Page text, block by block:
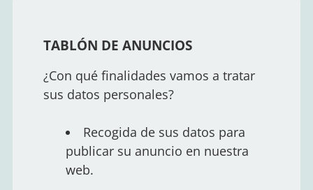
TABLÓN DE ANUNCIOS
¿Con qué finalidades vamos a tratar
sus datos personales?
Recogida de sus datos para
publicar su anuncio en nuestra
web.